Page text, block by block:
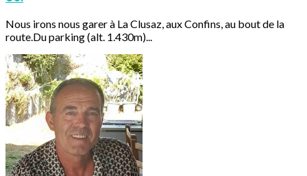
Nous irons nous garer à La Clusaz, aux Confins, au bout de la
route.Du parking (alt. 1.430m)...